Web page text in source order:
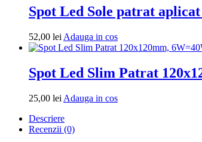
Spot Led Sole patrat
52,00 lei Adauga in cosAdauga
in
Spot Led Slim Patrat
25,00 lei Adauga in cosAdauga
Descriere
Recenzii (0)